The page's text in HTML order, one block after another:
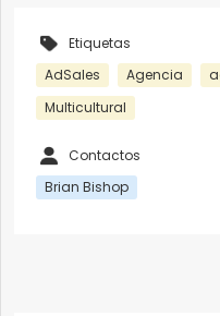
Etiquetas
AdSales
Agencia
Multicultural
Contactos
Brian Bishop